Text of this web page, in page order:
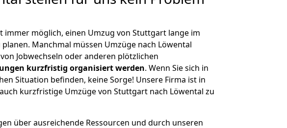
immer möglich, einen Umzug von Stuttgart lange im
planen. Manchmal müssen Umzüge nach Löwental
Jobwechseln oder anderen plötzlichen
kurzfristig organisiert werden. Wenn Sie sich in
Situation befinden, keine Sorge! Unsere Firma ist in
kurzfristige Umzüge von Stuttgart nach Löwental zu
über ausreichende Ressourcen und durch unseren